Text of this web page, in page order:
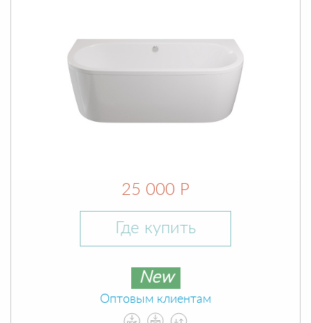
25 000 Р
Где купить
New
Оптовым клиентам